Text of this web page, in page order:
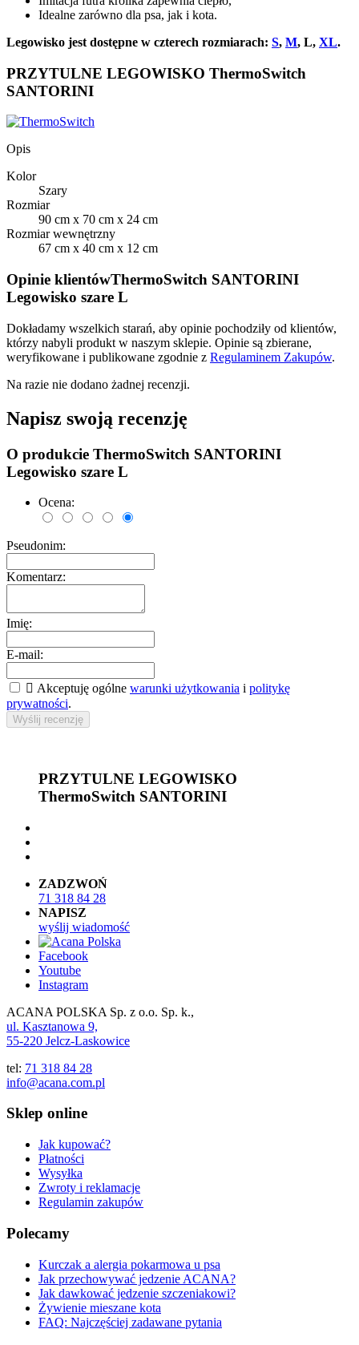
Idealne zarówno dla psa, jak i kota.
Legowisko jest dostępne w czterech rozmiarach: S, M, L, XL.
PRZYTULNE LEGOWISKO ThermoSwitch
SANTORINI
Opis
Kolor
Szary
Rozmiar
90 cm x 70 cm x 24 cm
Rozmiar wewnętrzny
67 cm x 40 cm x 12 cm
Opinie klientówThermoSwitch SANTORINI
Legowisko szare L
Dokładamy wszelkich starań, aby opinie pochodziły od klientów,
którzy nabyli produkt w naszym sklepie. Opinie są zbierane,
weryfikowane i publikowane zgodnie z Regulaminem Zakupów.
Na razie nie dodano żadnej recenzji.
Napisz swoją recenzję
O produkcie ThermoSwitch SANTORINI
Legowisko szare L
Ocena:
Pseudonim:
Komentarz:
Imię:
E-mail:
 Akceptuję ogólne warunki użytkowania i politykę
prywatności.
Wyślij recenzję
PRZYTULNE LEGOWISKO
ThermoSwitch SANTORINI
ZADZWOŃ
71 318 84 28
NAPISZ
wyślij wiadomość
Facebook
Youtube
Instagram
ACANA POLSKA Sp. z o.o. Sp. k.,
ul. Kasztanowa 9,
55-220 Jelcz-Laskowice
tel: 71 318 84 28
info@acana.com.pl
Sklep online
Jak kupować?
Płatności
Wysyłka
Zwroty i reklamacje
Regulamin zakupów
Polecamy
Kurczak a alergia pokarmowa u psa
Jak przechowywać jedzenie ACANA?
Jak dawkować jedzenie szczeniakowi?
Żywienie mieszane kota
FAQ: Najczęściej zadawane pytania